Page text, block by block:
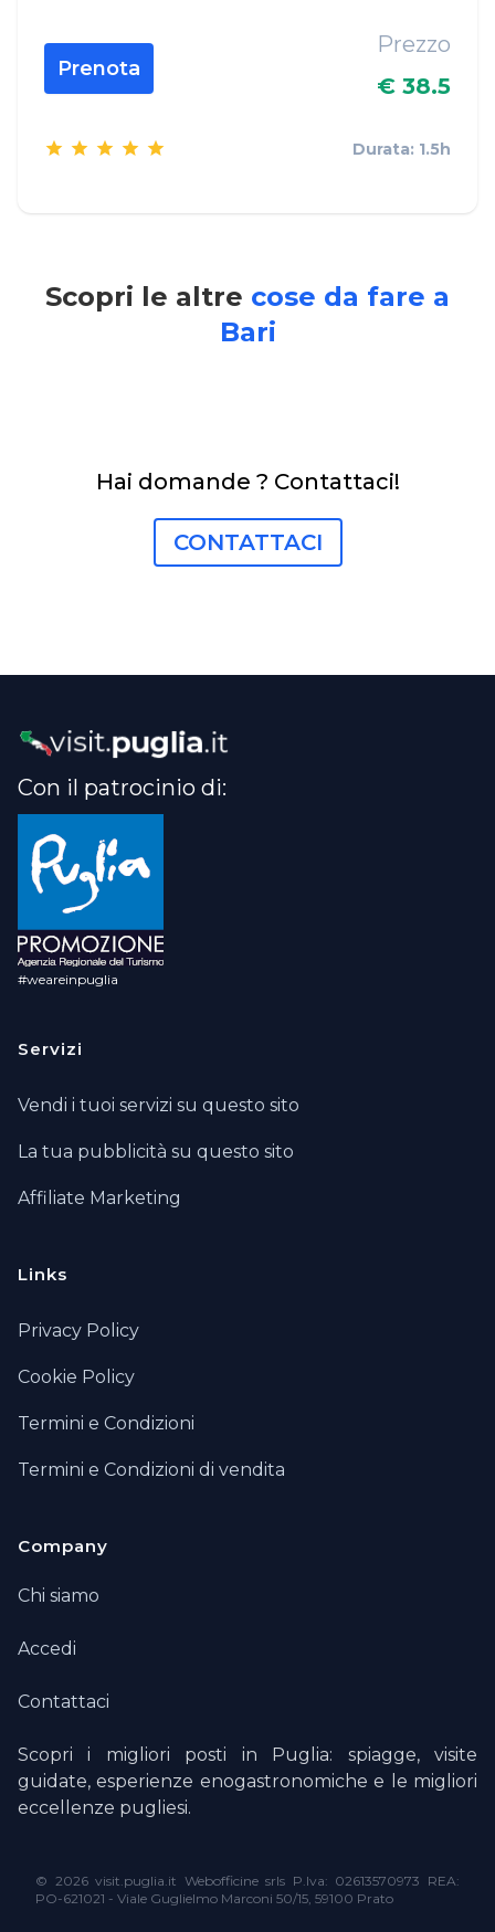
Prenota
Prezzo
€ 38.5
Durata: 1.5h
Scopri le altre cose da fare a
Bari
Hai domande ? Contattaci!
CONTATTACI
Con il patrocinio di:
#weareinpuglia
Servizi
Vendi i tuoi servizi su questo sito
La tua pubblicità su questo sito
Affiliate Marketing
Links
Privacy Policy
Cookie Policy
Termini e Condizioni
Termini e Condizioni di vendita
Company
Chi siamo
Accedi
Contattaci
Scopri i migliori posti in Puglia: spiagge, visite
guidate, esperienze enogastronomiche e le migliori
eccellenze pugliesi.
© 2026 visit.puglia.it Webofficine srls P.Iva: 02613570973 REA:
PO-621021 - Viale Guglielmo Marconi 50/15, 59100 Prato